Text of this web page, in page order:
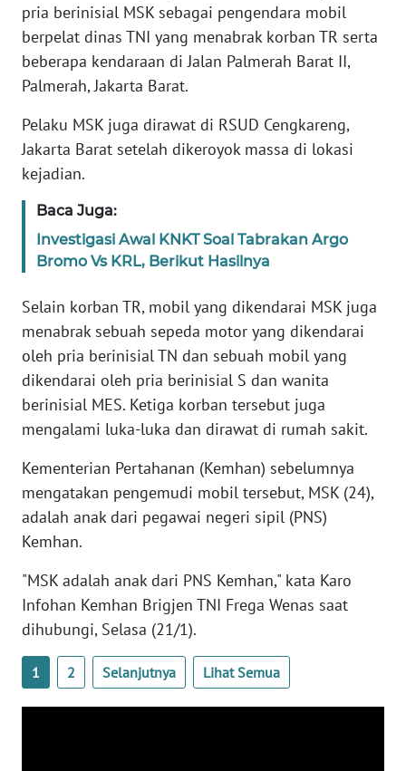
pria berinisial MSK sebagai pengendara mobil
berpelat dinas TNI yang menabrak korban TR serta
beberapa kendaraan di Jalan Palmerah Barat II,
Palmerah, Jakarta Barat.
Pelaku MSK juga dirawat di RSUD Cengkareng,
Jakarta Barat setelah dikeroyok massa di lokasi
kejadian.
Baca Juga:
Investigasi Awal KNKT Soal Tabrakan Argo
Bromo Vs KRL, Berikut Hasilnya
Selain korban TR, mobil yang dikendarai MSK juga
menabrak sebuah sepeda motor yang dikendarai
oleh pria berinisial TN dan sebuah mobil yang
dikendarai oleh pria berinisial S dan wanita
berinisial MES. Ketiga korban tersebut juga
mengalami luka-luka dan dirawat di rumah sakit.
Kementerian Pertahanan (Kemhan) sebelumnya
mengatakan pengemudi mobil tersebut, MSK (24),
adalah anak dari pegawai negeri sipil (PNS)
Kemhan.
"MSK adalah anak dari PNS Kemhan," kata Karo
Infohan Kemhan Brigjen TNI Frega Wenas saat
dihubungi, Selasa (21/1).
1 2 Selanjutnya Lihat Semua
DISCLAIMER
Wahana
News
Regional
WN
WN
JAKARTA
WN
JABAR
WN
BANTEN
NTT
WN
KEPRI
WN
PAPUA
PAPUA
BARAT